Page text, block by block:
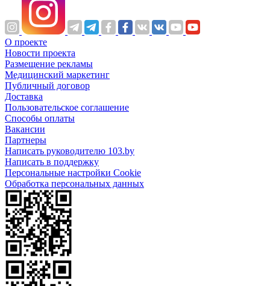
О проекте
Новости проекта
Размещение рекламы
Медицинский маркетинг
Публичный договор
Доставка
Пользовательское соглашение
Способы оплаты
Вакансии
Партнеры
Написать руководителю 103.by
Написать в поддержку
Персональные настройки Cookie
Обработка персональных данных